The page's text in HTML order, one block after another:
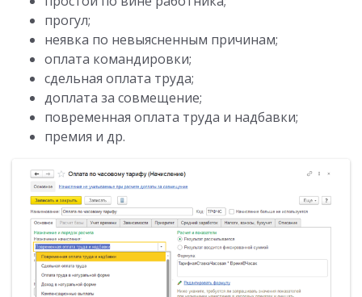
прогул;
неявка по невыясненным причинам;
оплата командировки;
сдельная оплата труда;
доплата за совмещение;
повременная оплата труда и надбавки;
премия и др.